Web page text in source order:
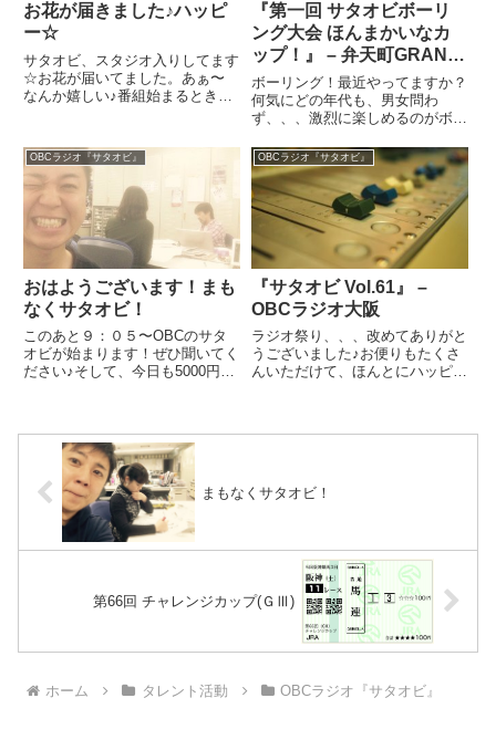
お花が届きました♪ハッピ
ー☆
サタオビ、スタジオ入りしてます
☆お花が届いてました。あぁ〜
なんか嬉しい♪番組始まるとき
も、なんだかえらく喜んでます。
このお花、、、スタジオの中まで
持っていきます♪ さて、もう間
も...
『第一回 サタオビボーリ
ング大会 ほんまかいなカ
ップ！』 – 弁天町GRAND
BOWL
ボーリング！最近やってますか？
何気にどの年代も、男女問わ
ず、、、激烈に楽しめるのがボー
行われた『第一回サタオビボーリ
ング大会 ほんまかいなカップ』
も、会社帰りに投げて帰ろう
か、、、くらいの感じで参加して
くれたか...
OBCラジオ『サタオビ』
おはようございます！まも
なくサタオビ！
このあと９：０５〜OBCのサタ
オビが始まります！ぜひ聞いてく
ださい♪そして、今日も5000円だ
だろうと期待してたんです
が、、、本人は、、、「今日は１
０回...
OBCラジオ『サタオビ』
『サタオビ Vol.61』 –
OBCラジオ大阪
ラジオ祭り、、、改めてありがと
うございました♪お便りもたくさ
んいただけて、ほんとにハッピー
まもなくサタオビ！
第66回 チャレンジカップ(ＧⅢ)
ホーム タレント活動 OBCラジオ『サタオビ』